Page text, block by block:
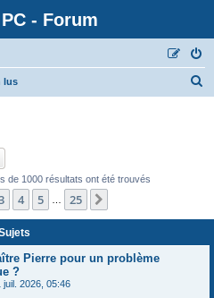
- Forum
lus
de 1000 résultats ont été trouvés
25 4 5 25
Pierre pour un problème
?
juil. 2026, 05:46